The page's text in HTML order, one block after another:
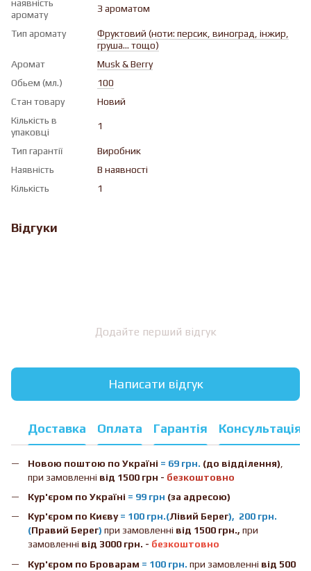
наявність
аромату
З ароматом
Тип аромату
Фруктовий (ноти: персик, виноград, інжир,
груша... тощо)
Аромат
Musk & Berry
Обьем (мл.)
100
Стан товару
Новий
Кількість в
упаковці
1
Тип гарантії
Виробник
Наявність
В наявності
Кількість
1
Відгуки
Додайте перший відгук
Написати відгук
Доставка Оплата Гарантія Консультація
Новою поштою по Україні = 69 грн. (до відділення)
при замовленні від 1500 грн - безкоштовно
Кур'єром по Україні = 99 грн (за адресою)
Кур'єром по Києву= 100 грн.(Лівий Берег), 200 грн.
(Правий Берег) при замовленні від 1500 грн., при
замовленні від 3000 грн. - безкоштовно
Кур'єром по Броварам = 100 грн. при замовленні від 500